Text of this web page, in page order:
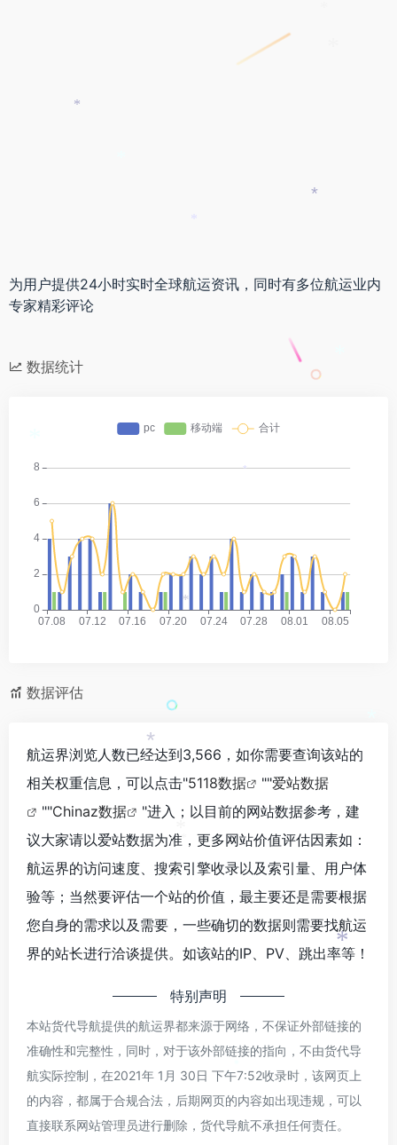
为用户提供24小时实时全球航运资讯，同时有多位航运业内
专家精彩评论
数据统计
数据评估
航运界浏览人数已经达到3,566，如你需要查询该站的
相关权重信息，可以点击"5118数据 ""爱站数据
""Chinaz数据
"进入；以目前的网站数据参考，建
议大家请以爱站数据为准，更多网站价值评估因素如：
航运界的访问速度、搜索引擎收录以及索引量、用户体
验等；当然要评估一个站的价值，最主要还是需要根据
您自身的需求以及需要，一些确切的数据则需要找航运
界的站长进行洽谈提供。如该站的IP、PV、跳出率等！
特别声明
本站货代导航提供的航运界都来源于网络，不保证外部链接的
准确性和完整性，同时，对于该外部链接的指向，不由货代导
航实际控制，在2021年 1月 30日 下午7:52收录时，该网页上
的内容，都属于合规合法，后期网页的内容如出现违规，可以
直接联系网站管理员进行删除，货代导航不承担任何责任。
*
*
*
*
*
*
*